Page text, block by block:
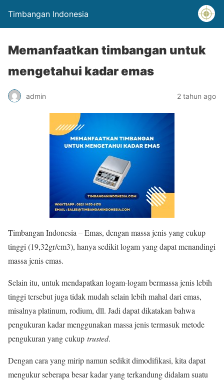
Timbangan Indonesia
Memanfaatkan timbangan untuk
mengetahui kadar emas
admin 2 tahun ago
Timbangan Indonesia – Emas, dengan massa jenis yang cukup
tinggi (19,32gr/cm3), hanya sedikit logam yang dapat menandingi
massa jenis emas.
Selain itu, untuk mendapatkan logam-logam bermassa jenis lebih
tinggi tersebut juga tidak mudah selain lebih mahal dari emas,
misalnya platinum, rodium, dll. Jadi dapat dikatakan bahwa
pengukuran kadar menggunakan massa jenis termasuk metode
pengukuran yang cukup trusted.
Dengan cara yang mirip namun sedikit dimodifikasi, kita dapat
mengukur seberapa besar kadar yang terkandung didalam suatu